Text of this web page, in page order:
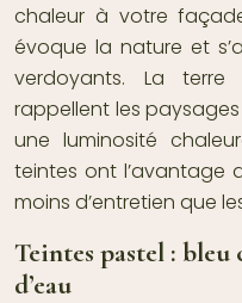
chaleur à votre
évoque la nature et
verdoyants. La
rappellent les
une luminosité
teintes ont l’avantage
moins d’entretien que
Teintes pastel :
d’eau